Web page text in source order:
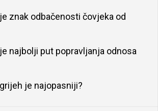
znak odbačenosti čovjeka od
najbolji put popravljanja odnosa
je najopasniji?